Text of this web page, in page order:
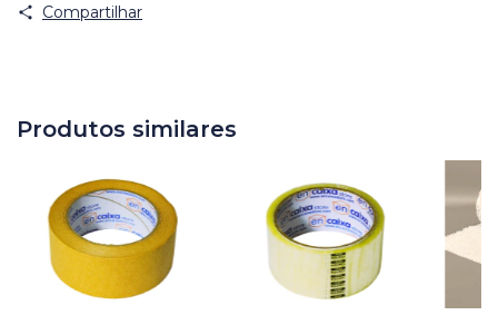
Compartilhar
Produtos similares